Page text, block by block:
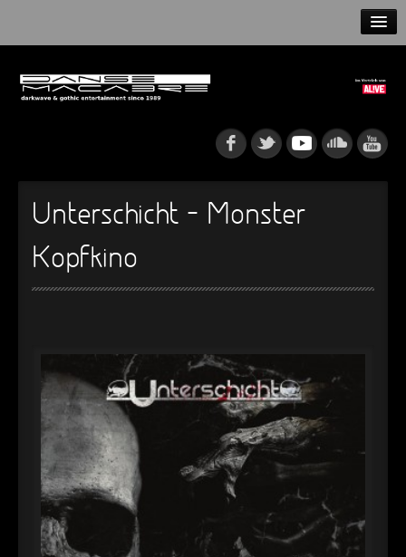
NEWS
GOTHIP PODCAST
► Rattenfänger
Oberer Totpunkt
Dia De Los Muertos
Oberer Totpunkt
► Alltag macht tot
Oberer Totpunkt
►
Oberer Totpunkt
►
Oberer Totpunkt
► Maschinenherz
Oberer Totpunkt
Unterschicht – Monster
Kopfkino